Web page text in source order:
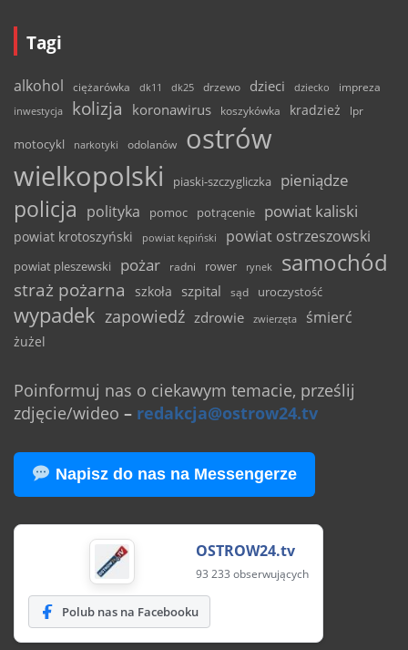
Tagi
alkohol ciężarówka dk11 dk25 drzewo dzieci dziecko
impreza
inwestycja
kolizja koronawirus koszykówka kradzież lpr
motocykl narkotyki odolanów
ostrów
wielkopolski
piaski-szczygliczka pieniądze
policja polityka pomoc potrącenie powiat kaliski
powiat krotoszyński powiat kępiński powiat ostrzeszowski
powiat pleszewski pożar radni rower rynek samochód
straż pożarna szkoła szpital sąd uroczystość
wypadek zapowiedź zdrowie zwierzęta śmierć
żużel
Poinformuj nas o ciekawym temacie, prześlij
zdjęcie/wideo – redakcja@ostrow24.tv
Napisz do nas na Messengerze
OSTROW24.tv
93 233 obserwujących
Polub nas na Facebooku